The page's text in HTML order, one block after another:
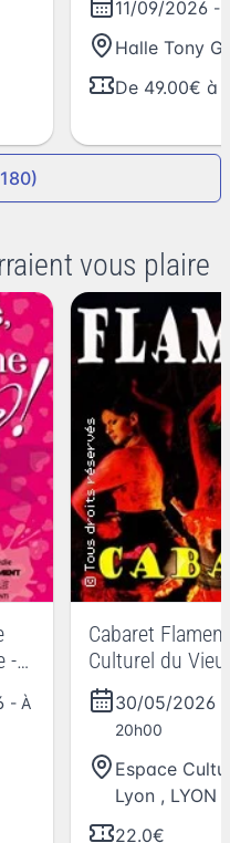
11/09/2026 -
Halle Tony
De 49.00€ à
vous plaire
-
- À
Cabaret
Culturel du
30/05/2026
20h00
Espace
Lyon , LYON
22.0€